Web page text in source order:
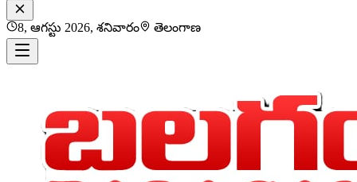
8, ఆగస్టు 2026, శనివారం తెలంగాణ